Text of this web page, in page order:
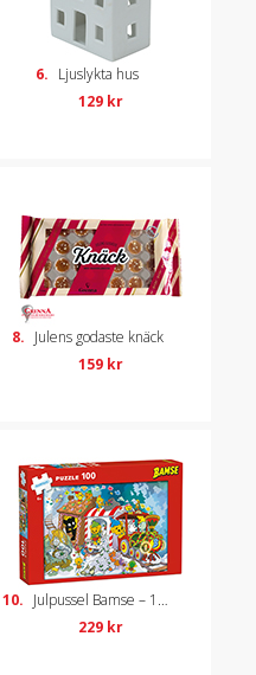
6. Ljuslykta hus
129 kr
8. Julens godaste knäck
159 kr
10. Julpussel Bamse – 100 bitar
229 kr